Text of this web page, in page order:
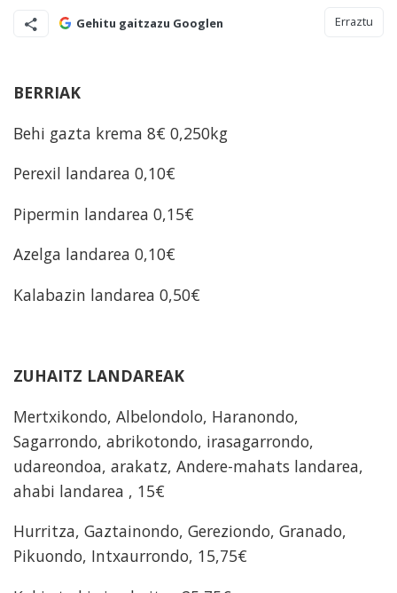
Gehitu gaitzazu Googlen Erraztu
BERRIAK
Behi gazta krema 8€ 0,250kg
Perexil landarea 0,10€
Pipermin landarea 0,15€
Azelga landarea 0,10€
Kalabazin landarea 0,50€
ZUHAITZ LANDAREAK
Mertxikondo, Albelondolo, Haranondo,
Sagarrondo, abrikotondo, irasagarrondo,
udareondoa, arakatz, Andere-mahats landarea,
ahabi landarea , 15€
Hurritza, Gaztainondo, Gereziondo, Granado,
Pikuondo, Intxaurrondo, 15,75€